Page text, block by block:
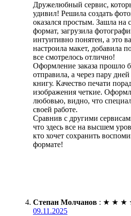
Дружелюбный сервис,
удивил! Решила создать
оказался простым. Зашла на
формат, загрузила
интуитивно понятен, а это
настроила макет, добавила
все смотрелось отлично!
Оформление заказа прошло
отправила, а через пару
книгу. Качество печати
изображения четкие.
любовью, видно, что
своей работе.
Сравнив с другими
что здесь все на высшем
кто хочет сохранить
формате!
Степан Молчанов : ★ ★ ★
09.11.2025